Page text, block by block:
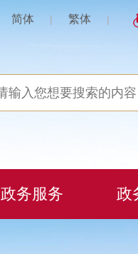
简体 | 繁体 |
政务服务 政